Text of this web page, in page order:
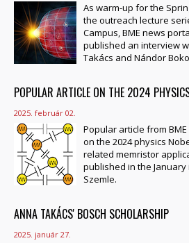
As warm-up for the
the outreach lecture
Campus, BME news
published an interview
Takács and Nándor
POPULAR ARTICLE ON THE 2024
2025. február 02.
Popular article from
on the 2024 physics
related memristor
published in the January
Szemle.
ANNA TAKÁCS' BOSCH SCHOLARSHIP
2025. január 27.